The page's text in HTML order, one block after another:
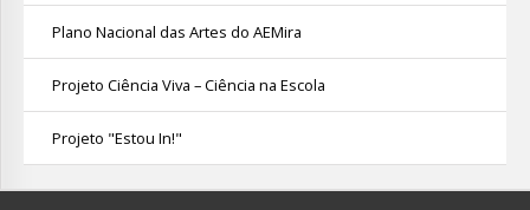
Plano Nacional das Artes do AEMira
Projeto Ciência Viva – Ciência na Escola
Projeto "Estou In!"